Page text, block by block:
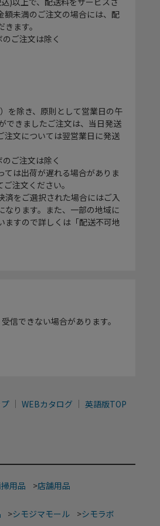
額未満のご注文の場合には、配
ます。
ご注文は除く
を除き、原則として営業日の午
できましたご注文は、当日発送
注文については翌営業日に発送
ご注文は除く
は出荷が遅れる場合がありま
注文ください。
済をご選択された場合にはご入
なります。また、一部の地域に
ますので詳しくは「配送不可地
信できない場合があります。
WEBカタログ 英語版TOP
用品 >店舗用品
>シモジマモール >シモラボ